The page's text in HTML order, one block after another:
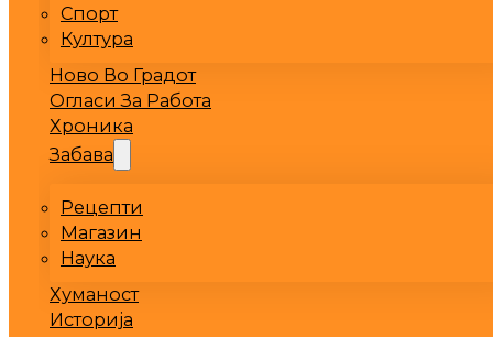
Спорт
Култура
Ново Во Градот
Огласи За Работа
Хроника
Забава
Рецепти
Магазин
Наука
Хуманост
Историја